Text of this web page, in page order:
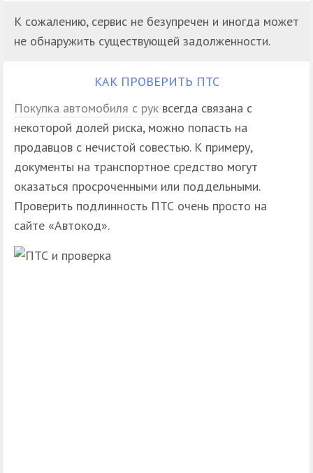
К сожалению, сервис не безупречен и иногда может
не обнаружить существующей задолженности.
КАК ПРОВЕРИТЬ ПТС
Покупка автомобиля с рук всегда связана с
некоторой долей риска, можно попасть на
продавцов с нечистой совестью. К примеру,
документы на транспортное средство могут
оказаться просроченными или поддельными.
Проверить подлинность ПТС очень просто на
сайте «Автокод».